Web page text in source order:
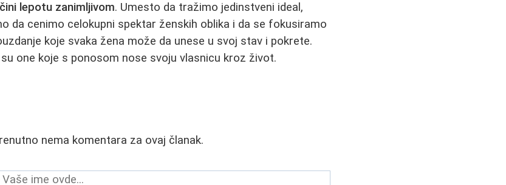
lepotu zanimljivom. Umesto da tražimo jedinstveni ideal,
da cenimo celokupni spektar ženskih oblika i da se fokusiramo
koje svaka žena može da unese u svoj stav i pokrete.
one koje s ponosom nose svoju vlasnicu kroz život.
nema komentara za ovaj članak.